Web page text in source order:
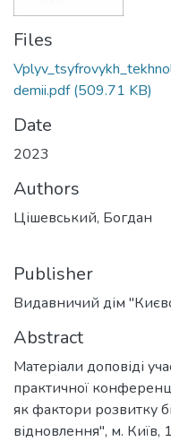
Files
demii.pdf(509.71 KB)
Date
2023
Authors
Цішевський, Богдан
Publisher
Видавничий дім
Abstract
Матеріали доповіді
практичної
як фактори розвитку
відновлення", м. Київ,